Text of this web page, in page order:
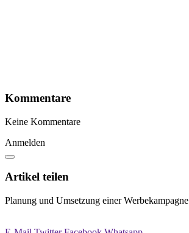
Kommentare
Keine Kommentare
Anmelden
Artikel teilen
Planung und Umsetzung einer Werbekampagne